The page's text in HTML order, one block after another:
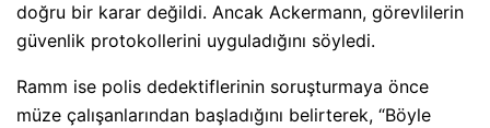
doğru bir karar değildi. Ancak Ackermann, görevlilerin
güvenlik protokollerini uyguladığını söyledi.
Ramm ise polis dedektiflerinin soruşturmaya önce
müze çalışanlarından başladığını belirterek, “Böyle